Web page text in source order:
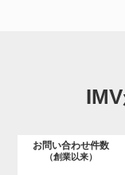
お問い合わせ件数
（創業以来）